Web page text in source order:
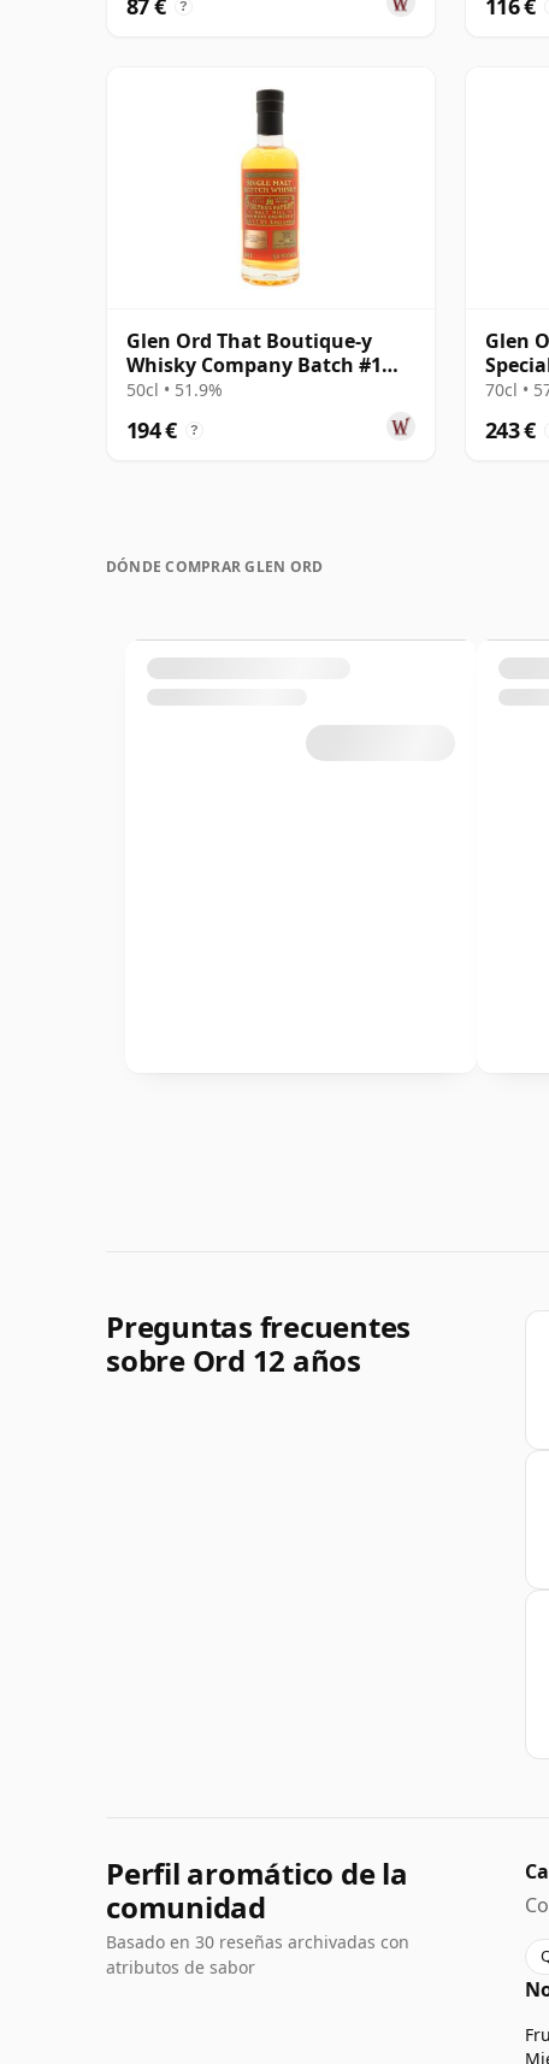
?
Glen Ord That Boutique-y
Whisky Company Batch #1
Single Mal 20 años
50cl • 51.9%
194 € ?
Glen
14
70cl •
243 €
DÓNDE COMPRAR GLEN ORD
Preguntas frecuentes
sobre Ord 12 años
Perfil aromático de la
comunidad
Basado en 30 reseñas archivadas con
atributos de sabor